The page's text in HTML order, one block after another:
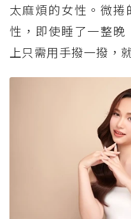
太麻煩的女性。微
性，即使睡了一整
上只需用手撥一撥，